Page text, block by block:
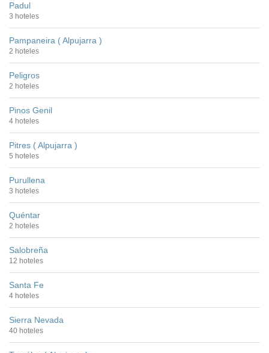
Padul
3 hoteles
Pampaneira ( Alpujarra )
2 hoteles
Peligros
2 hoteles
Pinos Genil
4 hoteles
Pitres ( Alpujarra )
5 hoteles
Purullena
3 hoteles
Quéntar
2 hoteles
Salobreña
12 hoteles
Santa Fe
4 hoteles
Sierra Nevada
40 hoteles